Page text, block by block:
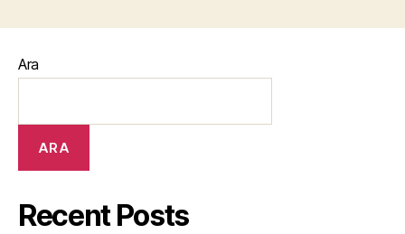
Ara
ARA
Recent Posts